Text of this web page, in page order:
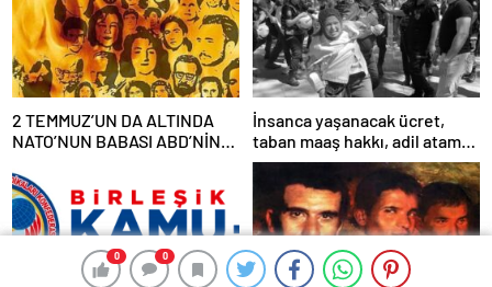
0 0
0 0
2 TEMMUZ’UN DA ALTINDA
NATO’NUN BABASI ABD’NİN
İnsanca yaşanacak ücret,
taban maaş hakkı, adil atama
sistemi, laik, bilimsel,
demokratik, parasız bir eğitim
sistemi sağlanana dek
mücadelemizi sürdüreceğiz.